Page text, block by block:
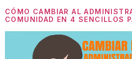
CÓMO CAMBIAR AL
COMUNIDAD EN 4 SENCILLOS